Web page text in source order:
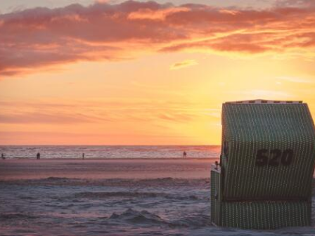
Auf der Karte anzeigen